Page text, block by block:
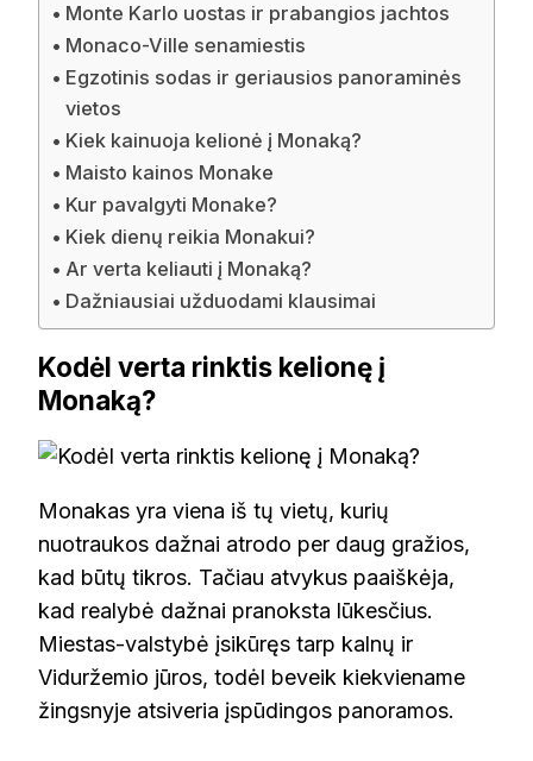
Monte Karlo uostas ir prabangios jachtos
Monaco-Ville senamiestis
Egzotinis sodas ir geriausios panoraminės
vietos
Kiek kainuoja kelionė į Monaką?
Maisto kainos Monake
Kur pavalgyti Monake?
Kiek dienų reikia Monakui?
Ar verta keliauti į Monaką?
Dažniausiai užduodami klausimai
Kodėl verta rinktis kelionę į
Monaką?
Monakas yra viena iš tų vietų, kurių
nuotraukos dažnai atrodo per daug gražios,
kad būtų tikros. Tačiau atvykus paaiškėja,
kad realybė dažnai pranoksta lūkesčius.
Miestas-valstybė įsikūręs tarp kalnų ir
Viduržemio jūros, todėl beveik kiekviename
žingsnyje atsiveria įspūdingos panoramos.